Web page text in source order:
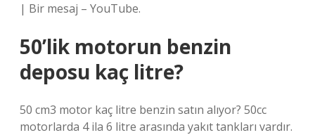
| Bir mesaj – YouTube.
50’lik motorun benzin
deposu kaç litre?
50 cm3 motor kaç litre benzin satın alıyor? 50cc
motorlarda 4 ila 6 litre arasında yakıt tankları vardır.